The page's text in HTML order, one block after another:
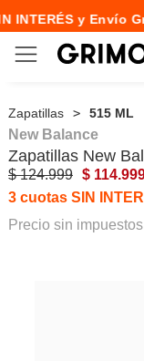
INTERÉS y Envío
Zapatillas 515 ML
New Balance
Zapatillas New
$ 124.999 $
3 cuotas SIN
Precio sin